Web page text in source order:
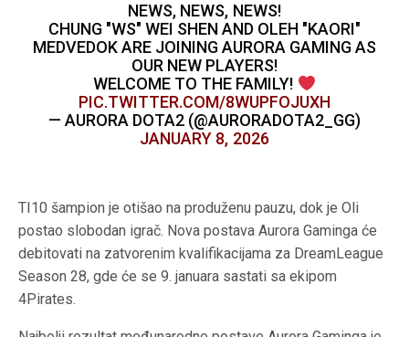
NEWS, NEWS, NEWS!
CHUNG "WS" WEI SHEN AND OLEH "KAORI"
MEDVEDOK ARE JOINING AURORA GAMING AS
OUR NEW PLAYERS!
WELCOME TO THE FAMILY!
PIC.TWITTER.COM/8WUPFOJUXH
— AURORA DOTA2 (@AURORADOTA2_GG)
JANUARY 8, 2026
TI10 šampion je otišao na produženu pauzu, dok je Oli
postao slobodan igrač. Nova postava Aurora Gaminga će
debitovati na zatvorenim kvalifikacijama za DreamLeague
Season 28, gde će se 9. januara sastati sa ekipom
4Pirates.